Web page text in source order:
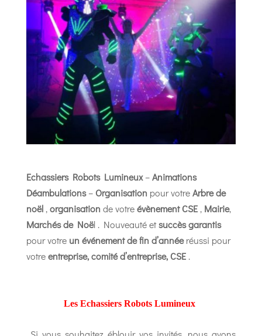
Echassiers Robots Lumineux–Animations
Déambulations– Organisation pour votreArbre de
noël,organisation de votreévènement CSE, Mairie,
Marchés de Noël . Nouveauté etsuccès garantis
pour votre un événement de fin d’annéeréussi pour
votreentreprise, comité d’entreprise, CSE.
Les Echassiers Robots Lumineux